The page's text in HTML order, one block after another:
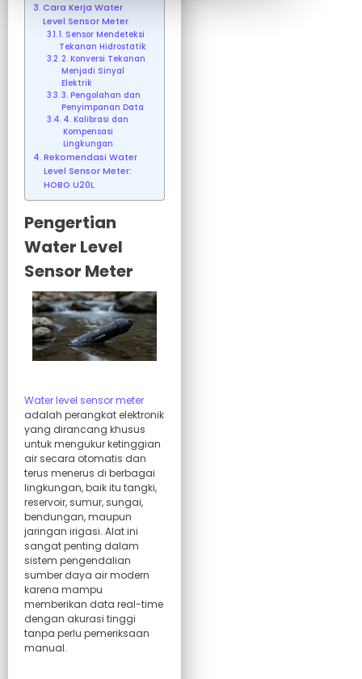
Cara Kerja Water
Level Sensor Meter
1. Sensor Mendeteksi
Tekanan Hidrostatik
2. Konversi Tekanan
Menjadi Sinyal
Elektrik
3. Pengolahan dan
Penyimpanan Data
4. Kalibrasi dan
Kompensasi
Lingkungan
Rekomendasi Water
Level Sensor Meter:
HOBO U20L
Pengertian
Water Level
Sensor Meter
Water level sensor meter
adalah perangkat elektronik
yang dirancang khusus
untuk mengukur ketinggian
air secara otomatis dan
terus menerus di berbagai
lingkungan, baik itu tangki,
reservoir, sumur, sungai,
bendungan, maupun
jaringan irigasi. Alat ini
sangat penting dalam
sistem pengendalian
sumber daya air modern
karena mampu
memberikan data real-time
dengan akurasi tinggi
tanpa perlu pemeriksaan
manual.